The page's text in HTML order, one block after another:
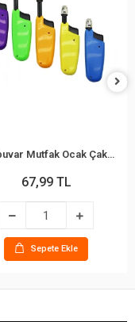
Bidebuvar Mutfak Ocak Çakmağı - Teleskopik Başlık - Renkli
67,99 TL
Sepete Ekle